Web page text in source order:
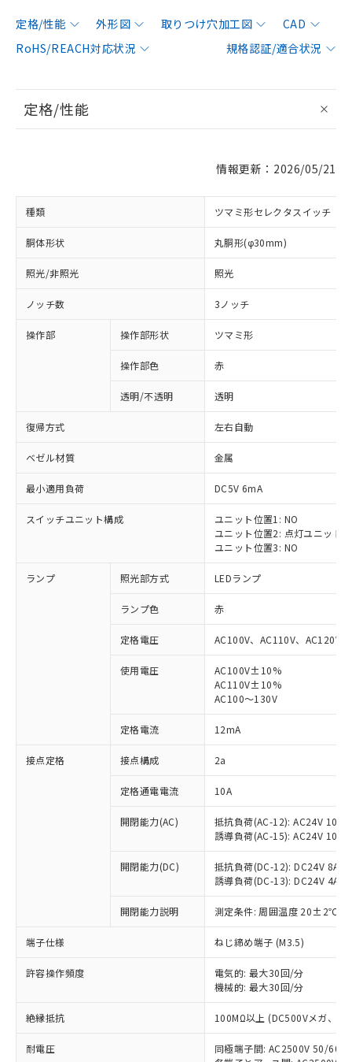
定格/性能 外形図 取りつけ穴加工図
CAD
RoHS/REACH対応状況
規格認証/適合状況
定格/性能
情報更新：2026/05/21
種類 ツマミ形セレクタスイッチ
胴体形状 丸胴形(φ30mm)
照光/非照光 照光
ノッチ数 3ノッチ
操作部 操作部形状 ツマミ形
操作部色 赤
透明/不透明 透明
復帰方式 左右自動
ベゼル材質 金属
最小適用負荷 DC5V 6mA
スイッチユニット構成
ユニット位置1: NO
ユニット位置2: 点灯ユニット
ユニット位置3: NO
ランプ 照光部方式 LEDランプ
ランプ色 赤
定格電圧 AC100V、AC110V、AC120V
使用電圧
AC100V±10%
AC110V±10%
AC100～130V
定格電流 12mA
接点定格 接点構成 2a
定格通電電流 10A
開閉能力(AC)
抵抗負荷(AC-12): AC24V 10A/
誘導負荷(AC-15): AC24V
開閉能力(DC)
抵抗負荷(DC-12): DC24V 8A/
誘導負荷(DC-13): DC24V 4A/
開閉能力説明 測定条件: 周囲温度 20±2℃、
端子仕様 ねじ締め端子 (M3.5)
許容操作頻度
電気的: 最大30回/分
機械的: 最大30回/分
絶縁抵抗 100MΩ以上 (DC500Vメガ、点
耐電圧
同極端子間: AC2500V 50/
ご利用条件
以下の条件をお読みいただき、同意のうえ
本サービスは、当社制御機器事業取扱
商品の当社在庫状況および標準価格
(税抜)を提供させていただくもので
当社制御機器事業取扱商品の中には、
本サービスの対象外となる商品もある
ことをご了承ください。
在庫状況および標準価格照会結果は、
記載している更新日時点での社内デー
タに基づき作成されるものであり、閲
準価格とは異なる場合があることをご
対応済み：EU RoHS指令（10物質）の
非含有に対応した製品が提供可能な商品で
対応予定：EU RoHS指令（10物質）の非含
有に対応した製品に切り替える予定のある
対応予定なし：EU RoHS指令（10物質）の
非含有に非対応の商品で、対応品を出す予
調査・確認中：EU RoHS指令（10物質）の
非含有の対応状況を調査中または確認中の
非該当品：ライセンス料など無形物で、有
害物質有無と関係のない商品です。
仕入先様の事情により、非含有部品として
いたものが、含有品と判明した場合などや
むを得ず変更することがあります。
*EU RoHS指令（10物質）：
鉛(Pb) 1000ppm以下、 水銀(Hg) 1000ppm以下、 カド
六価クロム(Cr(Ⅵ)) 1000ppm以下、ポリ臭化ビフェニル
「○」：最大均質材料含有率が中国RoHSの
基準値以下であることを示します。
「×」：最大均質材料含有率が中国RoHSの
基準値を超えていることを示します。
「－」：未確認です。当社販売部門へお問
当社は、これら貴社製品のうち、外国
為替および外国貿易法に定める商品
（以下｢規制貨物等」という）を輸出
または国外への提供する場合は、日本
国政府の輸出許可(または役務取引許
可)を取得するなどの必要な手続きを